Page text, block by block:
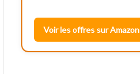
Voir les offres sur Amazon